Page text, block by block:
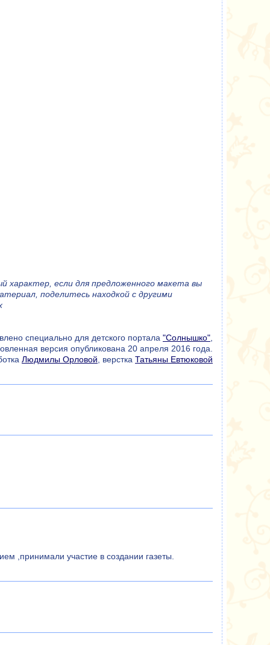
если для предложенного макета вы
поделитесь находкой с другими
специально для детского портала "Солнышко"
версия опубликована 20 апреля 2016 года.
Людмилы Орловой , верстка Татьяны Евтюковой
,принимали участие в создании газеты.